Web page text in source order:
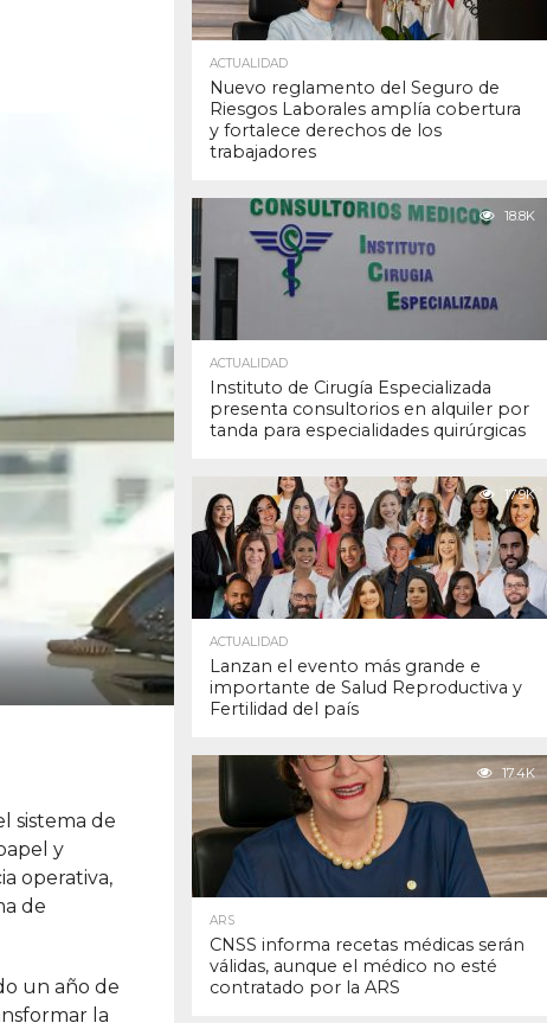
sistema de
y
operativa,
de
un año de
la
ACTUALIDAD
Nuevo reglamento del Seguro de
Riesgos Laborales amplía cobertura
y fortalece derechos de los
trabajadores
18.8K
ACTUALIDAD
Instituto de Cirugía Especializada
presenta consultorios en alquiler por
tanda para especialidades quirúrgicas
17.9K
ACTUALIDAD
Lanzan el evento más grande e
importante de Salud Reproductiva y
Fertilidad del país
17.4K
ARS
CNSS informa recetas médicas serán
válidas, aunque el médico no esté
contratado por la ARS